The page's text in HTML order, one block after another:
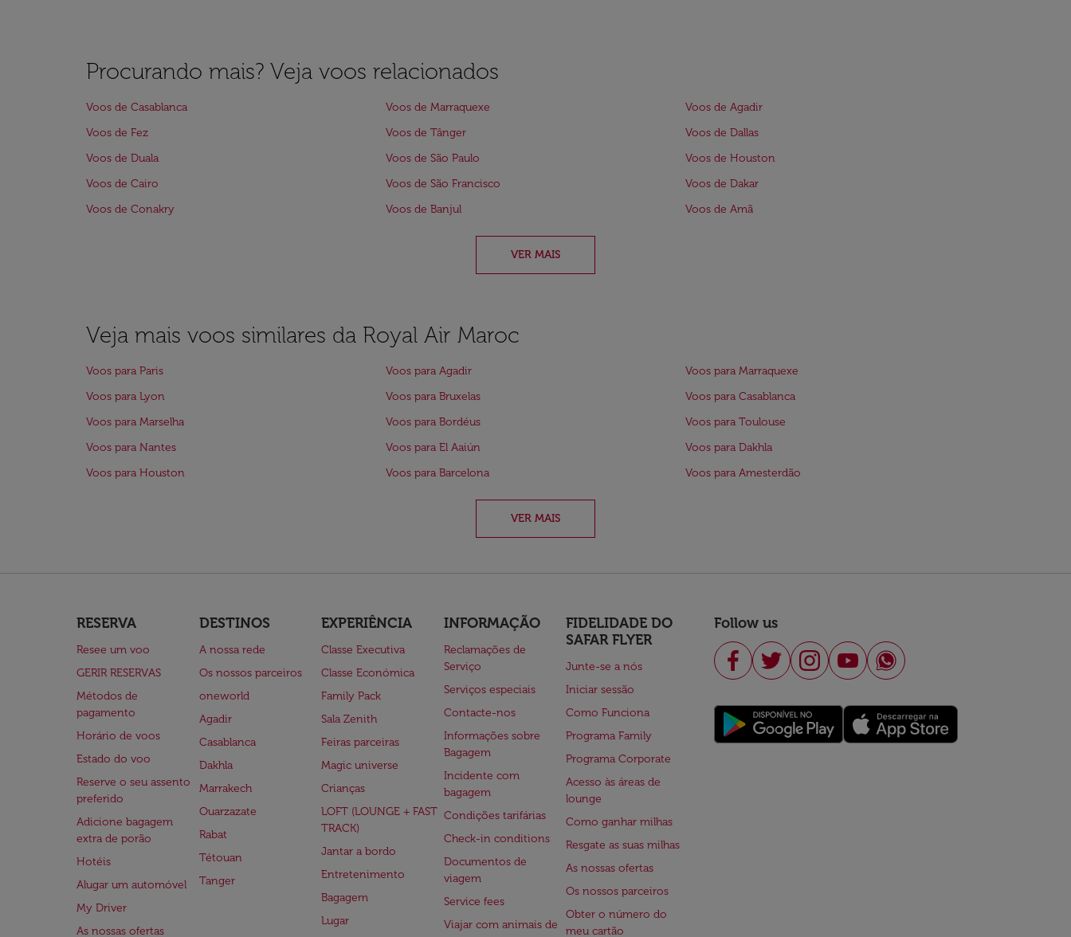
Procurando mais? Veja voos relacionados
Voos de Casablanca Voos de Marraquexe
Voos de Agadir
Voos de Fez
Voos de Tânger
Voos de Dallas
Voos de Duala
Voos de São Paulo
Voos de Houston
Voos de Cairo
Voos de São Francisco
Voos de Dakar
Voos de Conakry
Voos de Banjul Voos de Amã
VER MAIS
Veja mais voos similares da Royal Air Maroc
Voos para Paris Voos para Agadir
Voos para Marraquexe
Voos para Lyon
Voos para Bruxelas
Voos para Casablanca
Voos para Marselha
Voos para Bordéus
Voos para Toulouse
Voos para Nantes
Voos para El Aaiún
Voos para Dakhla
Voos para Houston
Voos para Barcelona Voos para Amesterdão
VER MAIS
RESERVA
Resee um voo
GERIR RESERVAS
Métodos de
pagamento
Horário de voos
Estado do voo
Reserve o seu assento
preferido
Adicione bagagem
extra de porão
Hotéis
Alugar um automóvel
My Driver
As nossas ofertas
DESTINOS
A nossa rede
Os nossos parceiros
oneworld
Agadir
Casablanca
Dakhla
Marrakech
Ouarzazate
Rabat
Tétouan
Tanger
EXPERIÊNCIA
Classe Executiva
Classe Económica
Family Pack
Sala Zenith
Feiras parceiras
Magic universe
Crianças
LOFT (LOUNGE + FAST
TRACK)
Jantar a bordo
Entretenimento
Bagagem
Lugar
INFORMAÇÃO
Reclamações de
Serviço
Serviços especiais
Contacte-nos
Informações sobre
Bagagem
Incidente com
bagagem
Condições tarifárias
Check-in conditions
Documentos de
viagem
Service fees
Viajar com animais de
FIDELIDADE DO
SAFAR FLYER
Junte-se a nós
Iniciar sessão
Como Funciona
Programa Family
Programa Corporate
Acesso às áreas de
lounge
Como ganhar milhas
Resgate as suas milhas
As nossas ofertas
Os nossos parceiros
Obter o número do
meu cartão
Follow us